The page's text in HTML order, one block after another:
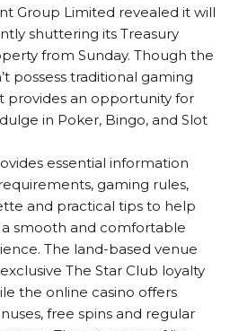
Group Limited revealed it will
shuttering its Treasury
from Sunday. Though the
possess traditional gaming
provides an opportunity for
in Poker, Bingo, and Slot
essential information
gaming rules,
and practical tips to help
a smooth and comfortable
The land-based venue
The Star Club loyalty
the online casino offers
free spins and regular